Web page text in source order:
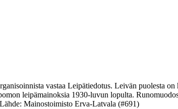
vastaa Leipätiedotus. Leivän puolesta
leipämainoksia 1930-luvun lopulta.
Mainostoimisto Erva-Latvala (#691)